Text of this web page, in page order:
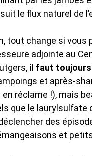
le flux naturel de
tout change si vous
adjointe au
il faut toujours
et après-
réclame !), mais
que le laurylsulfate
des
et